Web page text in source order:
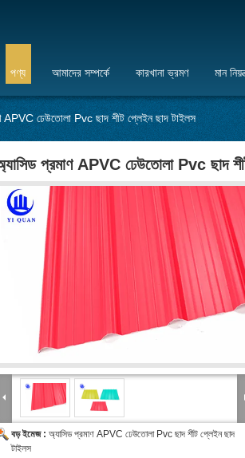
পণ্য আমাদের সম্পর্কে কারখানা ভ্রমণ মান
APVC ঢেউতোলা Pvc ছাদ শীট প্লেইন ছাদ টাইলস
প্রমাণ APVC ঢেউতোলা Pvc ছাদ
বড় ইমেজ : অ্যাসিড প্রমাণ APVC ঢেউতোলা Pvc ছাদ শীট প্লেইন ছাদ
টাইলস